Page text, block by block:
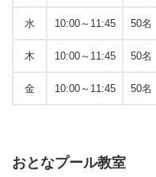
水 10:00～11:45 50名
木 10:00～11:45 50名
金 10:00～11:45 50名
おとなプール教室